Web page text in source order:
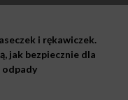
i rękawiczek.
jak bezpiecznie dla